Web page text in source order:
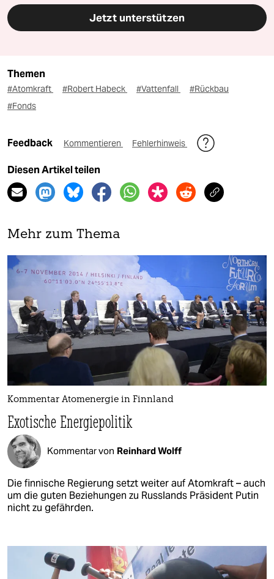
Jetzt unterstützen
Themen
#Atomkraft #Robert Habeck #Vattenfall
#Rückbau
#Fonds
Feedback Kommentieren Fehlerhinweis
Diesen Artikel teilen
Mehr zum Thema
Kommentar Atomenergie in Finnland
Exotische Energiepolitik
Kommentar von Reinhard Wolff
Die finnische Regierung setzt weiter auf Atomkraft – auch
um die guten Beziehungen zu Russlands Präsident Putin
nicht zu gefährden.